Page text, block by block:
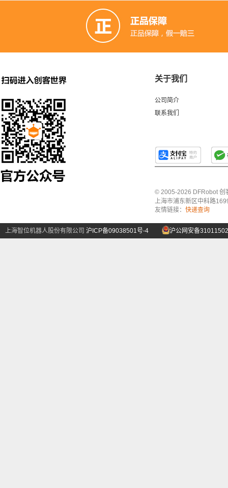
关于我们
公司简介
联系我们
© 2005-2026 DFRobot 创
上海市浦东新区中科路
友情链接： 快递查询
上海智位机器人股份有限公司 沪ICP备09038501号-4 沪公网安备